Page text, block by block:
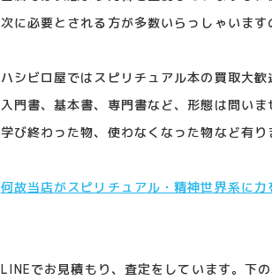
次に必要とされる方が多数いらっしゃいます
ハシビロ屋ではスピリチュアル本の買取大歓
入門書、基本書、専門書など、形態は問い
学び終わった物、使わなくなった物など有
何故当店がスピリチュアル・精神世界系に
LINEでお見積もり、査定をしています。下